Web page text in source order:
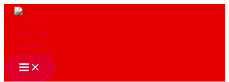
Skip
content